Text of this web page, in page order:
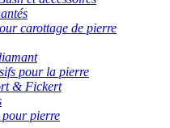
carottage de pierre
pour la pierre
& Fickert
pour pierre